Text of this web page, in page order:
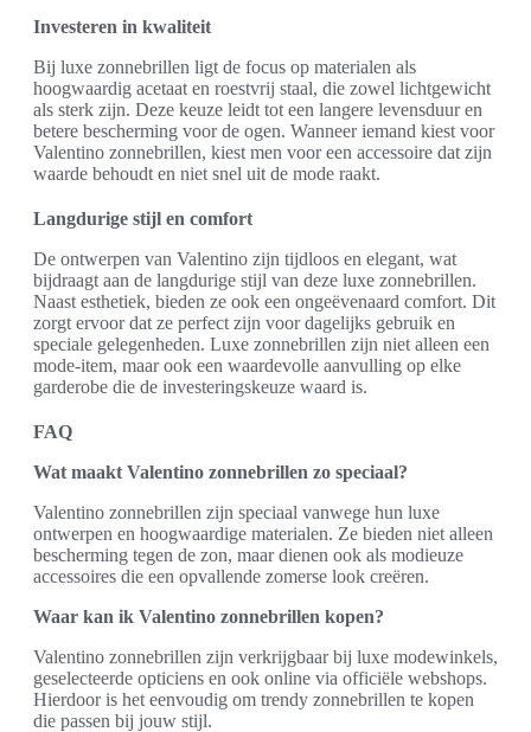
Investeren in kwaliteit
Bij luxe zonnebrillen ligt de focus op materialen als
hoogwaardig acetaat en roestvrij staal, die zowel lichtgewicht
als sterk zijn. Deze keuze leidt tot een langere levensduur en
betere bescherming voor de ogen. Wanneer iemand kiest voor
Valentino zonnebrillen, kiest men voor een accessoire dat zijn
waarde behoudt en niet snel uit de mode raakt.
Langdurige stijl en comfort
De ontwerpen van Valentino zijn tijdloos en elegant, wat
bijdraagt aan de langdurige stijl van deze luxe zonnebrillen.
Naast esthetiek, bieden ze ook een ongeëvenaard comfort. Dit
zorgt ervoor dat ze perfect zijn voor dagelijks gebruik en
speciale gelegenheden. Luxe zonnebrillen zijn niet alleen een
mode-item, maar ook een waardevolle aanvulling op elke
garderobe die de investeringskeuze waard is.
FAQ
Wat maakt Valentino zonnebrillen zo speciaal?
Valentino zonnebrillen zijn speciaal vanwege hun luxe
ontwerpen en hoogwaardige materialen. Ze bieden niet alleen
bescherming tegen de zon, maar dienen ook als modieuze
accessoires die een opvallende zomerse look creëren.
Waar kan ik Valentino zonnebrillen kopen?
Valentino zonnebrillen zijn verkrijgbaar bij luxe modewinkels,
geselecteerde opticiens en ook online via officiële webshops.
Hierdoor is het eenvoudig om trendy zonnebrillen te kopen
die passen bij jouw stijl.